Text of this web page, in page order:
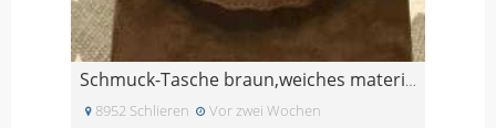
Schmuck-Tasche braun,weiches material
8952 Schlieren Vor zwei Wochen